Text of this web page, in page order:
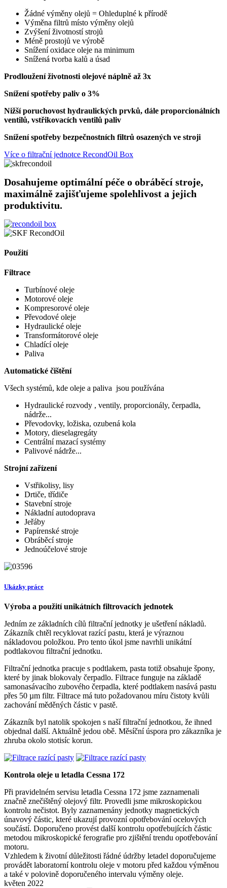
Žádné výměny olejů = Ohleduplné k přírodě
Výměna filtrů místo výměny olejů
Zvýšení životností strojů
Méně prostojů ve výrobě
Snížení oxidace oleje na minimum
Snížená tvorba kalů a úsad
Prodloužení životnosti olejové náplně až 3x
Snížení spotřeby paliv o 3%
Nižší poruchovost hydraulických prvků, dále proporcionálních
ventilů, vstřikovacích ventilů paliv
Snížení spotřeby bezpečnostních filtrů osazených ve stroji
Více o filtrační jednotce RecondOil Box
Dosahujeme optimální péče o obráběcí stroje,
maximálně zajišťujeme spolehlivost a jejich
produktivitu.
Použití
Filtrace
Turbínové oleje
Motorové oleje
Kompresorové oleje
Převodové oleje
Hydraulické oleje
Transformátorové oleje
Chladící oleje
Paliva
Automatické čištění
Všech systémů, kde oleje a paliva jsou používána
Hydraulické rozvody , ventily, proporcionály, čerpadla,
nádrže...
Převodovky, ložiska, ozubená kola
Motory, dieselagregáty
Centrální mazací systémy
Palivové nádrže...
Strojní zařízení
Vstřikolisy, lisy
Drtiče, třídiče
Stavební stroje
Nákladní autodoprava
Jeřáby
Papírenské stroje
Obráběcí stroje
Jednoúčelové stroje
Ukázky práce
Výroba a použití unikátních filtrovacích jednotek
Jedním ze základních cílů filtrační jednotky je ušetření nákladů.
Zákazník chtěl recyklovat razící pastu, která je výraznou
nákladovou položkou. Pro tento úkol jsme navrhli unikátní
podtlakovou filtrační jednotku.
Filtrační jednotka pracuje s podtlakem, pasta totiž obsahuje špony,
které by jinak blokovaly čerpadlo. Filtrace funguje na základě
samonasávacího zubového čerpadla, které podtlakem nasává pastu
přes 50 µm filtr. Filtrace má tuto požadovanou míru čistoty kvůli
zachování měděných částic v pastě.
Zákazník byl natolik spokojen s naší filtrační jednotkou, že ihned
objednal další. Aktuálně jedou obě. Měsíční úspora pro zákazníka je
zhruba okolo stotisíc korun.
Kontrola oleje u letadla Cessna 172
Při pravidelném servisu letadla Cessna 172 jsme zaznamenali
značně znečištěný olejový filtr. Provedli jsme mikroskopickou
kontrolu nečistot. Byly zaznamenány jednotky magnetických
únavový částic, které ukazují provozní opotřebování ocelových
součástí. Doporučeno provést další kontrolu opotřebujících částic
metodou mikroskopické ferografie pro zjištění trendu opotřebování
motoru.
Vzhledem k životní důležitosti řádné údržby letadel doporučujeme
provádět laboratorní kontrolu oleje v motoru před každou výměnou
a také v polovině doporučeného intervalu výměny oleje.
květen 2022